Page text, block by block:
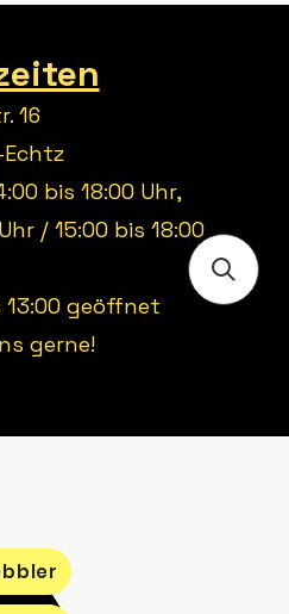
16
bis 18:00 Uhr,
/ 15:00 bis 18:00
13:00 geöffnet
gerne!